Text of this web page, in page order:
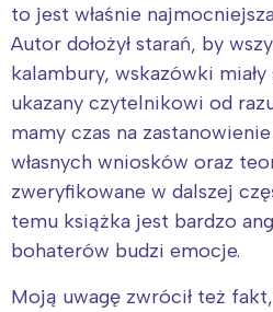
to jest właśnie
Autor dołożył starań, by
kalambury, wskazówki
ukazany czytelnikowi od
mamy czas na
własnych wniosków oraz
zweryfikowane w dalszej
temu książka jest bardzo
bohaterów budzi emocje.
Moją uwagę zwrócił też